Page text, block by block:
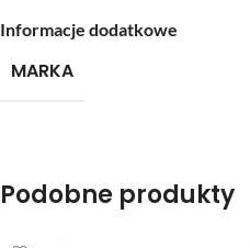
Informacje dodatkowe
MARKA
Podobne produkty